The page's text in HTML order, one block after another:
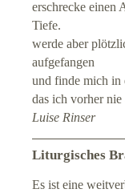
erschrecke einen
Tiefe.
werde aber
aufgefangen
und finde mich in
das ich vorher nie
Luise Rinser
Liturgisches
Es ist eine